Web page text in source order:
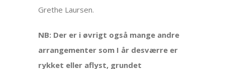
Grethe Laursen.
NB: Der er i øvrigt også mange andre
arrangementer som I år desværre er
rykket eller aflyst, grundet